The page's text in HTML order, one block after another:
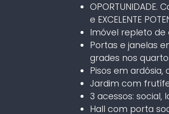
OPORTUNIDADE.
e EXCELENTE
Imóvel repleto de
Portas e janelas
grades nos
Pisos em
Jardim com
3 acessos: social,
Hall com porta